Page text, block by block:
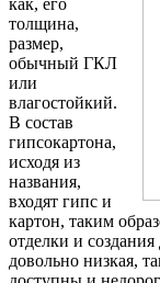
как, его
толщина,
размер,
обычный ГКЛ
или
влагостойкий.
В состав
гипсокартона,
исходя из
названия,
входят гипс и
картон, таким
отделки и
довольно низкая,